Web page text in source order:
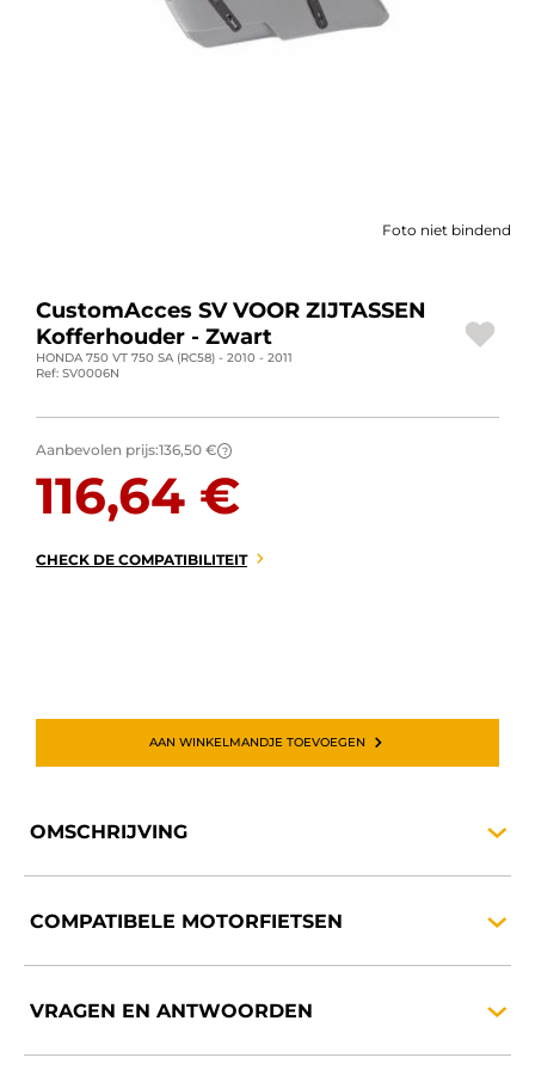
BAGAGE
CONTACT MET ONS OPNEMEN
Foto niet bindend
CustomAcces SV VOOR ZIJTASSEN
Kofferhouder - Zwart
HONDA 750 VT 750 SA (RC58) - 2010 - 2011
Ref: SV0006N
Aanbevolen prijs:136,50 € ?
116,64 €
CHECK DE COMPATIBILITEIT
AAN WINKELMANDJE TOEVOEGEN
OMSCHRIJVING
COMPATIBELE MOTORFIETSEN
VRAGEN EN ANTWOORDEN